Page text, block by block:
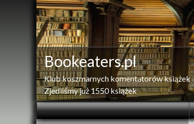
Bookeaters.pl
Klub koszmarnych komentatorów książek
Zjedliśmy już 1550 książek